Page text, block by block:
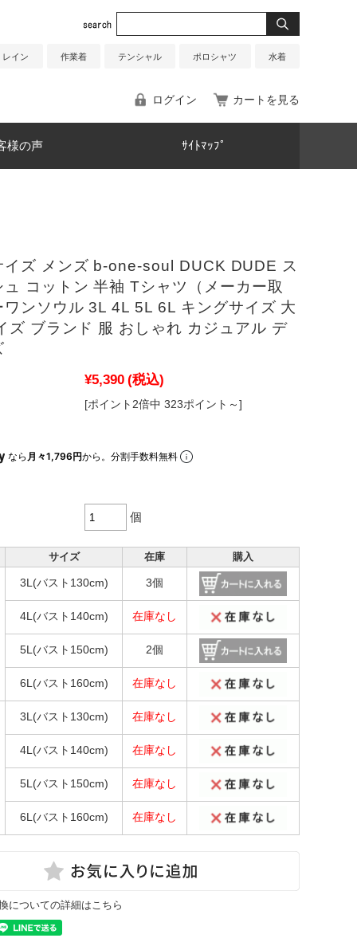
レイン 作業着 テンシャル ポロシャツ 水着
ログイン カートを見る
様の声 ｻｲﾄﾏｯﾌﾟ
イズ メンズ b-one-soul DUCK DUDE ス
ュ コットン 半袖 Tシャツ（メーカー取
ワンソウル 3L 4L 5L 6L キングサイズ 大
ズ ブランド 服 おしゃれ カジュアル デ
¥5,390 (税込)
[ポイント2倍中 323ポイント～]
なら 月々1,796円から。分割手数料無料
個
サイズ 在庫 購入
3L(バスト130cm) 3個
4L(バスト140cm) 在庫なし
5L(バスト150cm) 2個
6L(バスト160cm) 在庫なし
3L(バスト130cm) 在庫なし
4L(バスト140cm) 在庫なし
5L(バスト150cm) 在庫なし
6L(バスト160cm) 在庫なし
についての詳細はこちら